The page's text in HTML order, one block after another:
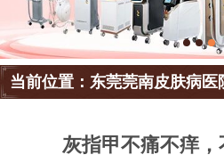
当前位置：东莞莞南皮肤病医
灰指甲不痛不痒，